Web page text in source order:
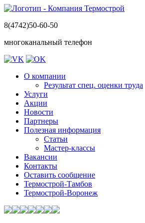
8(4742)50-60-50
многоканальный телефон
О компании
Результат спец. оценки труда
Услуги
Акции
Новости
Партнеры
Полезная информация
Статьи
Мастер-классы
Вакансии
Контакты
Оставить сообщение
Термострой-Тамбов
Термострой-Воронеж